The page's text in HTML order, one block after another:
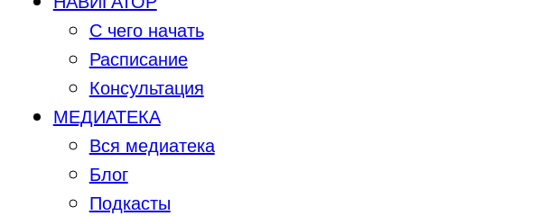
С чего начать
Расписание
Консультация
МЕДИАТЕКА
Вся медиатека
Блог
Подкасты